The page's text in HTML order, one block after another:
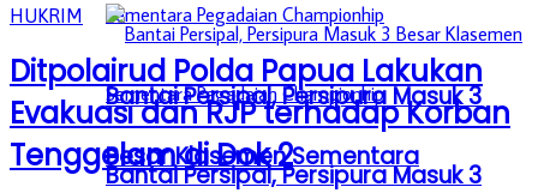
Bantai Persipal, Persipura Masuk 3
Besar Klasemen Sementara
Bantai Persipal, Persipura Masuk 3
HUKRIM
Ditpolairud Polda Papua Lakukan
Evakuasi dan RJP terhadap Korban
Tenggelam di Dok 2